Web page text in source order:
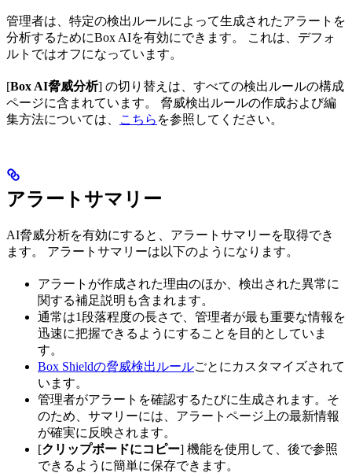
管理者は、特定の検出ルールによって生成されたアラートを
分析するためにBox AIを有効にできます。 これは、デフォ
ルトではオフになっています。
[Box AI脅威分析] の切り替えは、すべての検出ルールの構成
ページに含まれています。 脅威検出ルールの作成および編
集方法については、
こちら を参照してください。
アラートサマリー
AI脅威分析を有効にすると、アラートサマリーを取得でき
ます。 アラートサマリーは以下のようになります。
アラートが作成された理由のほか、検出された異常に
関する補足説明も含まれます。
通常は1段落程度の長さで、管理者が最も重要な情報を
迅速に把握できるようにすることを目的としていま
す。
Box Shieldの脅威検出ルールごとにカスタマイズされて
います。
管理者がアラートを確認するたびに生成されます。そ
のため、サマリーには、アラートページ上の最新情報
が確実に反映されます。
[クリップボードにコピー] 機能を使用して、後で参照
できるように簡単に保存できます。